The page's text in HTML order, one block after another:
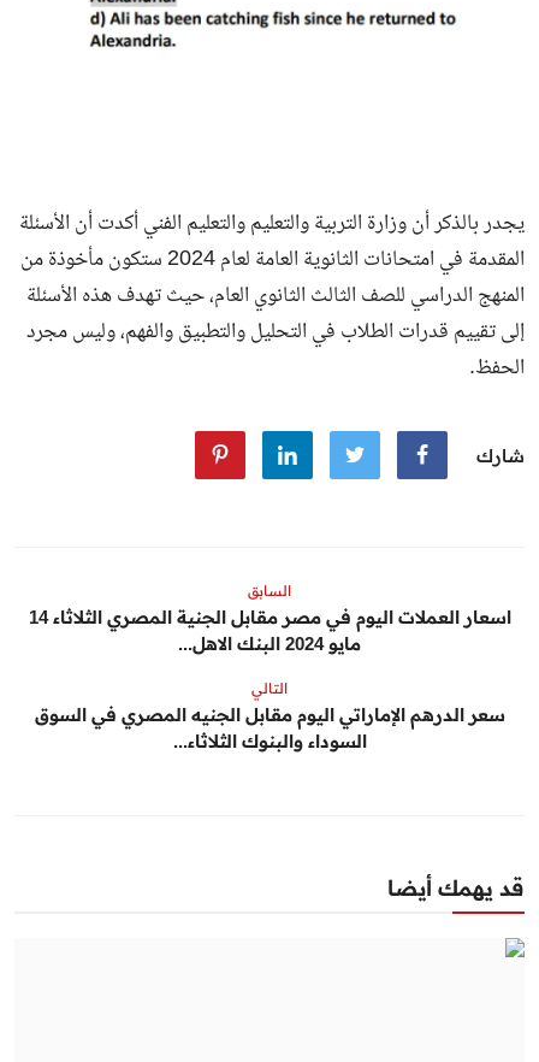
يجدر بالذكر أن وزارة التربية والتعليم والتعليم الفني أكدت أن الأسئلة
المقدمة في امتحانات الثانوية العامة لعام 2024 ستكون مأخوذة من
المنهج الدراسي للصف الثالث الثانوي العام، حيث تهدف هذه الأسئلة
إلى تقييم قدرات الطلاب في التحليل والتطبيق والفهم، وليس مجرد
الحفظ.
شارك
السابق
اسعار العملات اليوم في مصر مقابل الجنية المصري الثلاثاء 14
مايو 2024 البنك الاهل...
التالي
سعر الدرهم الإماراتي اليوم مقابل الجنيه المصري في السوق
السوداء والبنوك الثلاثاء...
قد يهمك أيضا